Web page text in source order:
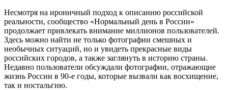
Несмотря на ироничный подход к описанию российской
реальности, сообщество «Нормальный день в России»
продолжает привлекать внимание миллионов пользователей.
Здесь можно найти не только фотографии смешных и
необычных ситуаций, но и увидеть прекрасные виды
российских городов, а также заглянуть в историю страны.
Недавно пользователи обсуждали фотографии, отражающие
жизнь России в 90-е годы, которые вызвали как восхищение,
так и ностальгию.